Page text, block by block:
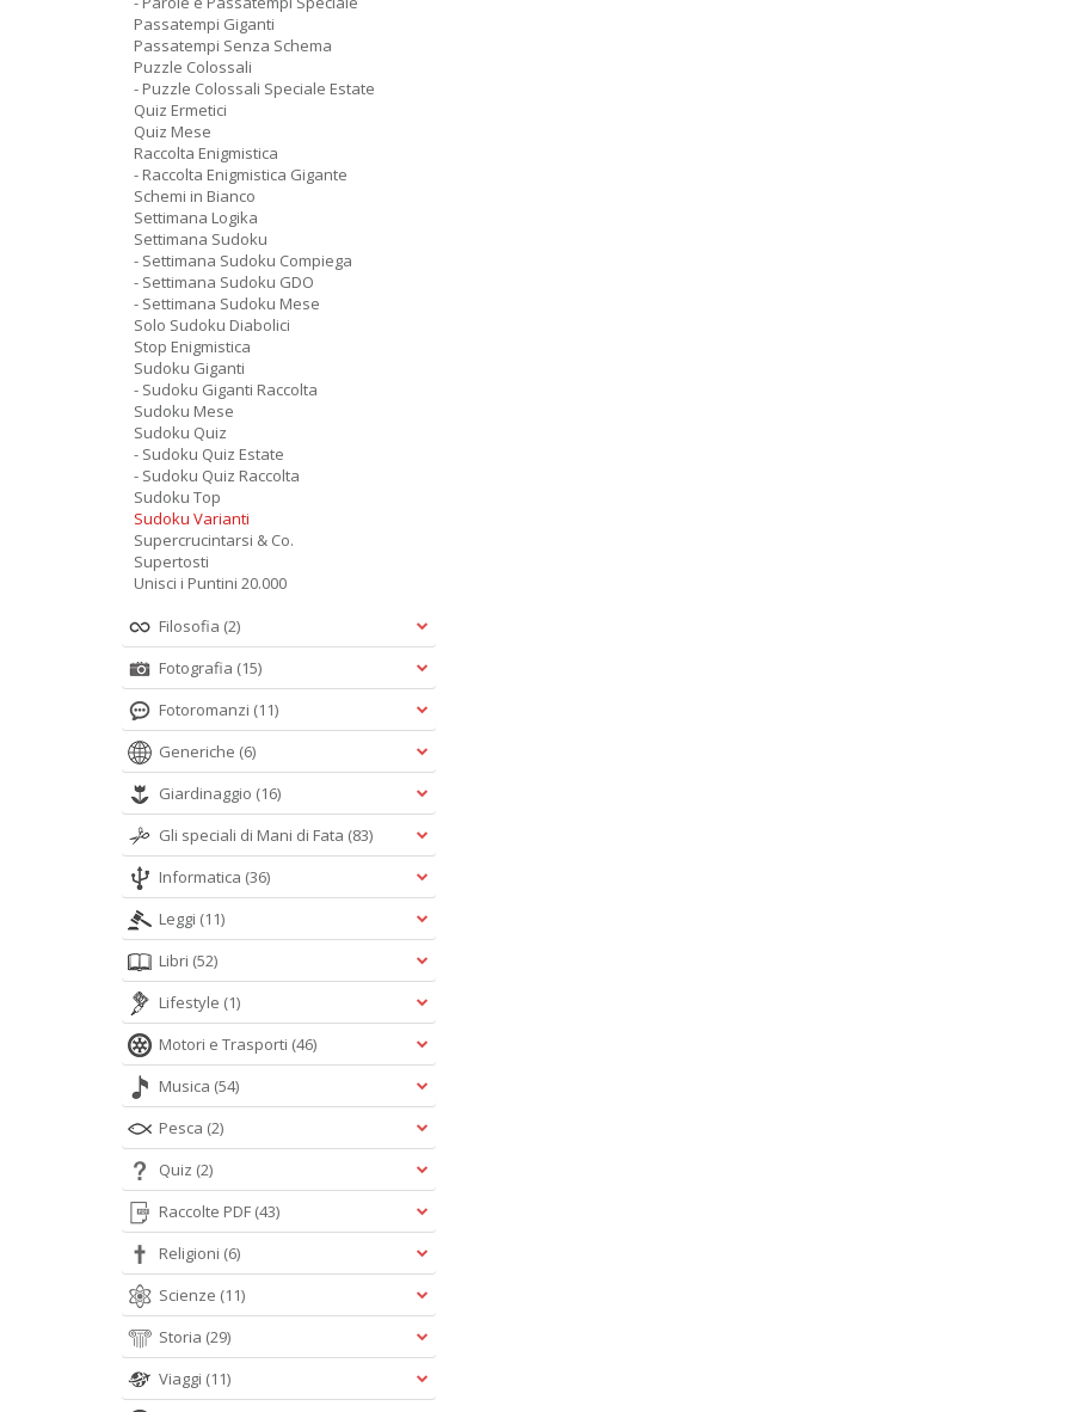
Passatempi Giganti
Passatempi Senza Schema
Puzzle Colossali
- Puzzle Colossali Speciale Estate
Quiz Ermetici
Quiz Mese
Raccolta Enigmistica
- Raccolta Enigmistica Gigante
Schemi in Bianco
Settimana Logika
Settimana Sudoku
- Settimana Sudoku Compiega
- Settimana Sudoku GDO
- Settimana Sudoku Mese
Solo Sudoku Diabolici
Stop Enigmistica
Sudoku Giganti
- Sudoku Giganti Raccolta
Sudoku Mese
Sudoku Quiz
- Sudoku Quiz Estate
- Sudoku Quiz Raccolta
Sudoku Top
Sudoku Varianti
Supercrucintarsi & Co.
Supertosti
Unisci i Puntini 20.000
Filosofia (2)
Fotografia (15)
Fotoromanzi (11)
Generiche (6)
Giardinaggio (16)
Gli speciali di Mani di Fata (83)
Informatica (36)
Leggi (11)
Libri (52)
Lifestyle (1)
Motori e Trasporti (46)
Musica (54)
Pesca (2)
Quiz (2)
Raccolte PDF (43)
Religioni (6)
Scienze (11)
Storia (29)
Viaggi (11)